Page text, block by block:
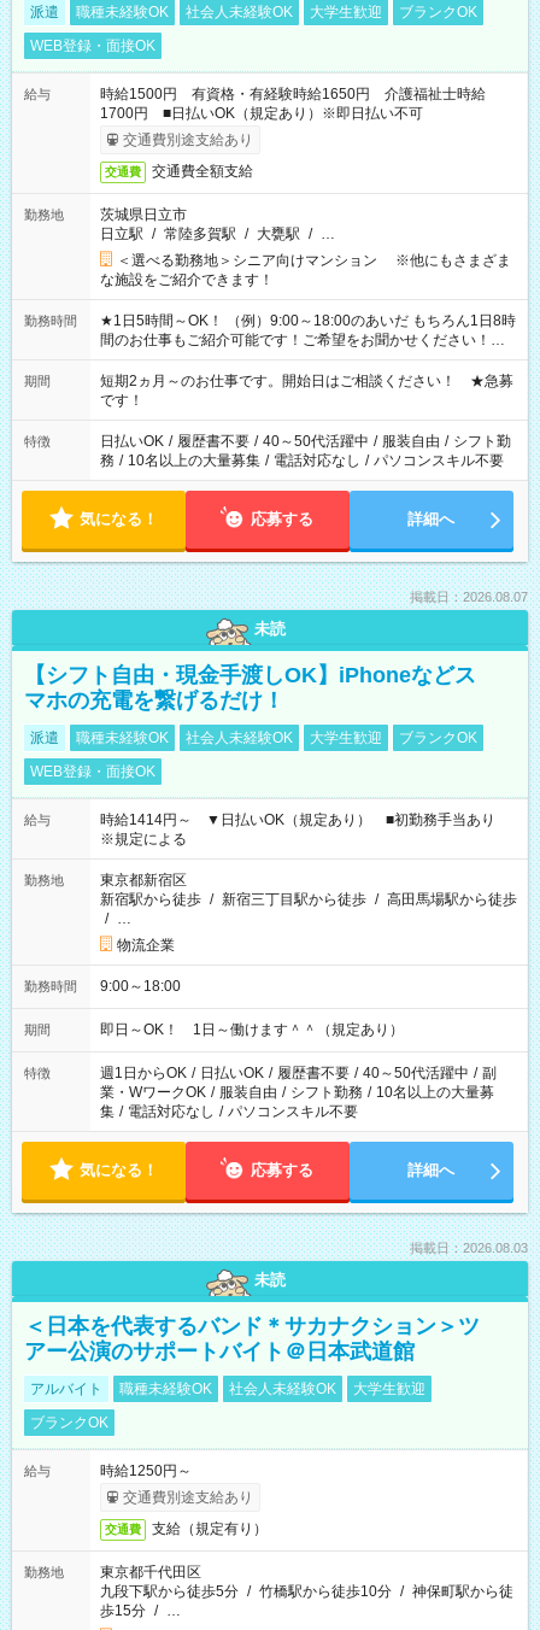
派遣 職種未経験OK 社会人未経験OK 大学生歓迎
ブランクOK
WEB登録・面接OK
給与
時給1500円 有資格・有経験時給1650円 介護福祉士時給
1700円 ■日払いOK（規定あり）※即日払い不可
交通費別途支給あり
交通費 交通費全額支給
勤務地
茨城県日立市
日立駅 / 常陸多賀駅 / 大甕駅 / …
＜選べる勤務地＞シニア向けマンション ※他にもさまざま
な施設をご紹介できます！
勤務時間
★1日5時間～OK！ （例）9:00～18:00のあいだ もちろん1日8時
間のお仕事もご紹介可能です！ご希望をお聞かせください！★
家庭の都合でお休みが必要な場合も遠慮なくご相談ください。
※週最低15時間以上の勤務が必要です
期間
短期2ヵ月～のお仕事です。開始日はご相談ください！ ★急募
です！
特徴 日払いOK / 履歴書不要 / 40～50代活躍中 / 服装自由 / シフト勤
務 / 10名以上の大量募集 / 電話対応なし / パソコンスキル不要
気になる！ 応募する 詳細へ
掲載日：2026.08.07
未読
【シフト自由・現金手渡しOK】iPhoneなどス
マホの充電を繋げるだけ！
派遣 職種未経験OK 社会人未経験OK 大学生歓迎
ブランクOK
WEB登録・面接OK
給与
時給1414円～ ▼日払いOK（規定あり） ■初勤務手当あり
※規定による
勤務地
東京都新宿区
新宿駅から徒歩 / 新宿三丁目駅から徒歩 / 高田馬場駅から徒歩
/ …
物流企業
勤務時間 9:00～18:00
期間 即日～OK！ 1日～働けます＾＾（規定あり）
特徴 週1日からOK / 日払いOK / 履歴書不要 / 40～50代活躍中 / 副
業・WワークOK / 服装自由 / シフト勤務 / 10名以上の大量募
集 / 電話対応なし / パソコンスキル不要
気になる！ 応募する 詳細へ
掲載日：2026.08.03
未読
＜日本を代表するバンド＊サカナクション＞ツ
アー公演のサポートバイト＠日本武道館
アルバイト 職種未経験OK 社会人未経験OK
大学生歓迎
ブランクOK
給与
時給1250円～
交通費別途支給あり
交通費 支給（規定有り）
勤務地
東京都千代田区
九段下駅から徒歩5分 / 竹橋駅から徒歩10分 / 神保町駅から徒
歩15分 / …